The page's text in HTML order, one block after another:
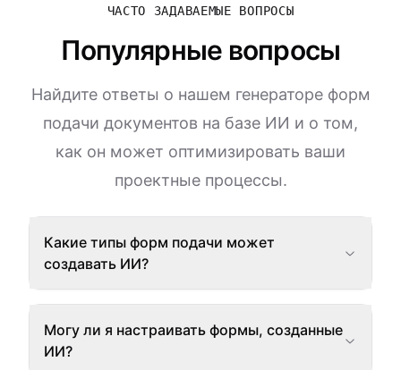
ЧАСТО ЗАДАВАЕМЫЕ ВОПРОСЫ
Популярные вопросы
Найдите ответы о нашем генераторе форм
подачи документов на базе ИИ и о том,
как он может оптимизировать ваши
проектные процессы.
Какие типы форм подачи может
создавать ИИ?
Могу ли я настраивать формы, созданные
ИИ?